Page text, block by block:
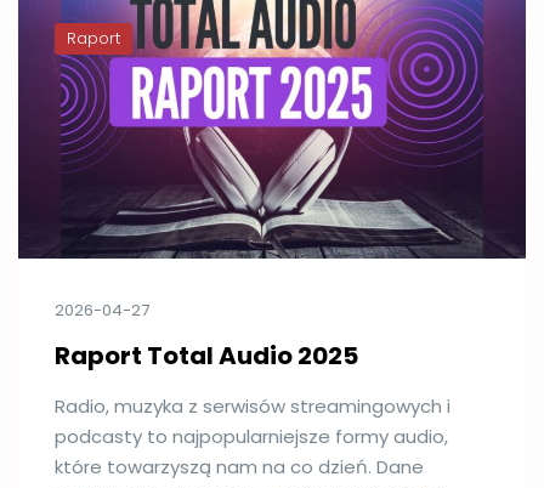
Raport
2026-04-27
Raport Total Audio 2025
Radio, muzyka z serwisów streamingowych i
podcasty to najpopularniejsze formy audio,
które towarzyszą nam na co dzień. Dane